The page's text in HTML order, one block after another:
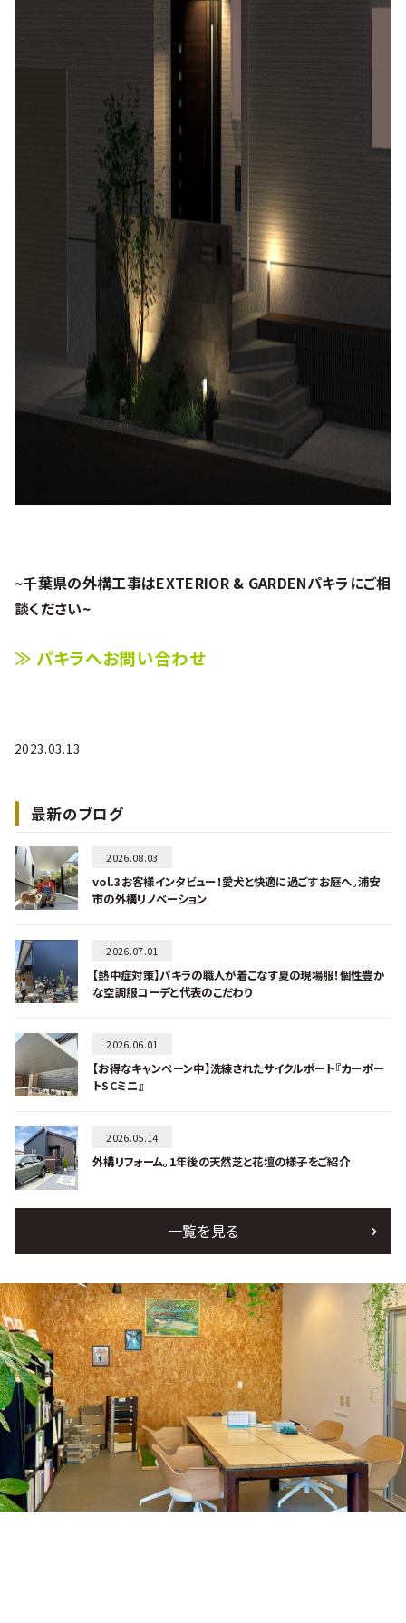
~千葉県の外構工事はEXTERIOR & GARDENパキラにご相
談ください~
≫ パキラへお問い合わせ
2023.03.13
最新のブログ
2026.08.03
vol.3お客様インタビュー！愛犬と快適に過ごすお庭へ。浦安
市の外構リノベーション
2026.07.01
【熱中症対策】パキラの職人が着こなす夏の現場服！個性豊か
な空調服コーデと代表のこだわり
2026.06.01
【お得なキャンペーン中】洗練されたサイクルポート『カーポー
トSCミニ』
2026.05.14
外構リフォーム。1年後の天然芝と花壇の様子をご紹介
一覧を見る